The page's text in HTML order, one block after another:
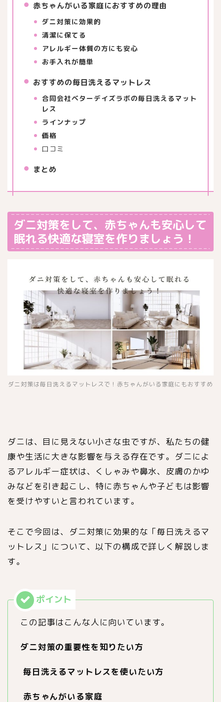
赤ちゃんがいる家庭におすすめの理由
ダニ対策に効果的
清潔に保てる
アレルギー体質の方にも安心
お手入れが簡単
おすすめの毎日洗えるマットレス
合同会社ベターデイズラボの毎日洗えるマット
レス
ラインナップ
価格
口コミ
まとめ
ダニ対策をして、赤ちゃんも安心して
眠れる快適な寝室を作りましょう！
ダニ対策は毎日洗えるマットレスで！赤ちゃんがいる家庭にもおすすめ
ダニは、目に見えない小さな虫ですが、私たちの健
康や生活に大きな影響を与える存在です。ダニによ
るアレルギー症状は、くしゃみや鼻水、皮膚のかゆ
みなどを引き起こし、特に赤ちゃんや子どもは影響
を受けやすいと言われています。
そこで今回は、ダニ対策に効果的な「毎日洗えるマ
ットレス」について、以下の構成で詳しく解説しま
す。
この記事はこんな人に向いています。
ダニ対策の重要性を知りたい方
毎日洗えるマットレスを使いたい方
赤ちゃんがいる家庭